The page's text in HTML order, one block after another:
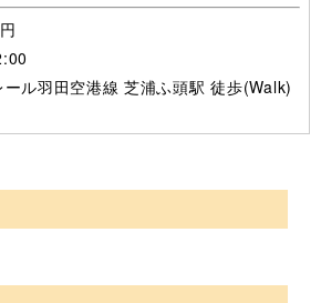
ル羽田空港線 芝浦ふ頭駅 徒歩(Walk)